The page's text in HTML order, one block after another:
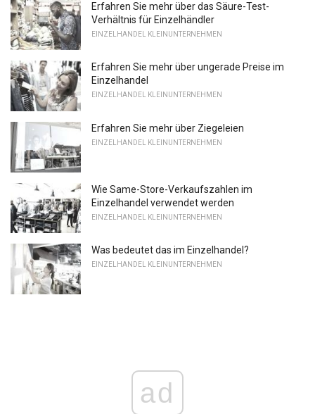
Erfahren Sie mehr über das Säure-Test-
Verhältnis für Einzelhändler
EINZELHANDEL KLEINUNTERNEHMEN
Erfahren Sie mehr über ungerade Preise im
Einzelhandel
EINZELHANDEL KLEINUNTERNEHMEN
Erfahren Sie mehr über Ziegeleien
EINZELHANDEL KLEINUNTERNEHMEN
Wie Same-Store-Verkaufszahlen im
Einzelhandel verwendet werden
EINZELHANDEL KLEINUNTERNEHMEN
Was bedeutet das im Einzelhandel?
EINZELHANDEL KLEINUNTERNEHMEN
ad